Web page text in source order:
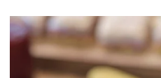
תכינו אותה!! קערה